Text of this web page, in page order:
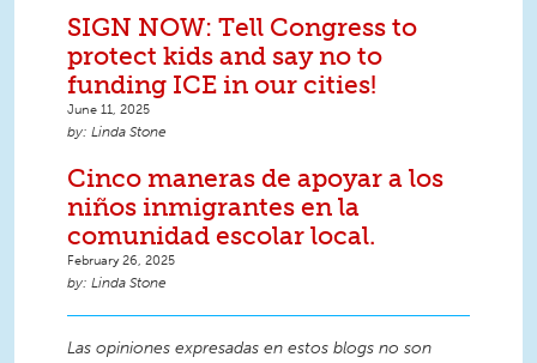
SIGN NOW: Tell Congress to
protect kids and say no to
funding ICE in our cities!
June 11, 2025
Linda Stone
Cinco maneras de apoyar a los
niños inmigrantes en la
comunidad escolar local.
February 26, 2025
Linda Stone
Las opiniones expresadas en estos blogs no son